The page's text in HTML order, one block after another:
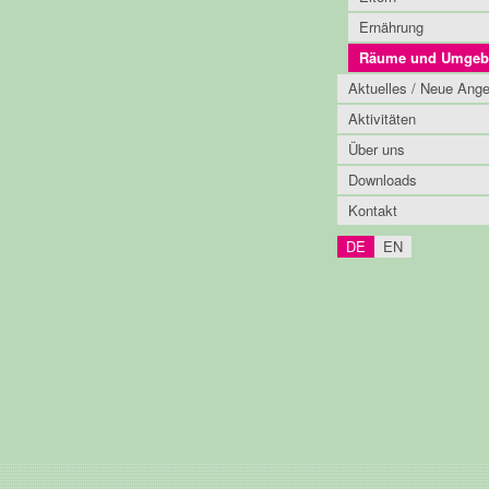
Ernährung
Räume und
Aktuelles / Neue
Aktivitäten
Über uns
Downloads
Kontakt
DE
EN